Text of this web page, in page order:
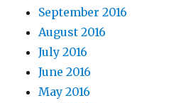
September 2016
August 2016
July 2016
June 2016
May 2016